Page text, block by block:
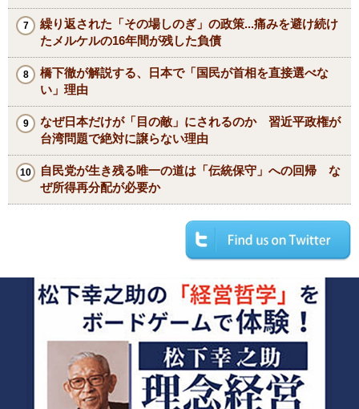
繰り返された「その場しのぎ」の政策...痛みを避け続け
たメルケルの16年間が残した負債
橋下徹が解説する、日本で「国民が首相を直接選べな
い」理由
なぜ日本だけが「目の敵」にされるのか 習近平政権が
台湾問題で絶対に譲らない理由
自民党が生き残る唯一の道は「伝統保守」への回帰 な
ぜ所得再分配が必要か